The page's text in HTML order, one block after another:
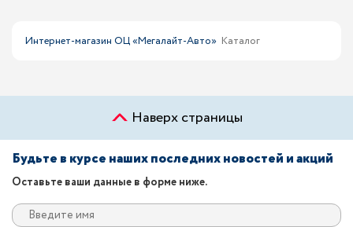
Интернет-магазин ОЦ «Мегалайт-Авто» Каталог
Наверх страницы
Будьте в курсе наших последних новостей и акций
Оставьте ваши данные в форме ниже.